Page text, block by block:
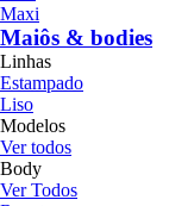
Maxi
Maiôs & bodies
Linhas
Estampado
Liso
Modelos
Ver todos
Body
Ver Todos